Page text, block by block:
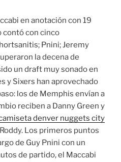
en anotación con 19
contó con cinco
Pnini; Jeremy
la decena de
un draft muy sonado en
y Sixers han aprovechado
los de Memphis envían a
reciben a Danny Green y
denver nuggets city
Los primeros puntos
de Guy Pnini con un
de partido, el Maccabi